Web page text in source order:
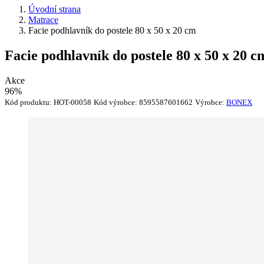
Úvodní strana
Matrace
Facie podhlavník do postele 80 x 50 x 20 cm
Facie podhlavník do postele 80 x 50 x 20
Akce
96%
Kód produktu: HOT-00058 Kód výrobce: 8595587601662 Výrobce: BONEX